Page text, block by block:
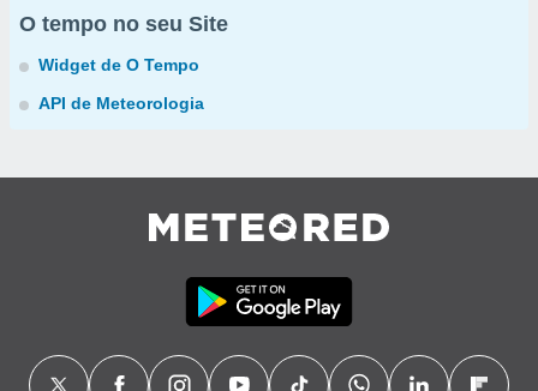
O tempo no seu Site
Widget de O Tempo
API de Meteorologia